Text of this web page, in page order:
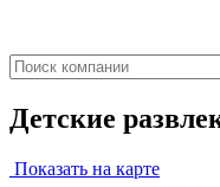
Детские
Показать на карте